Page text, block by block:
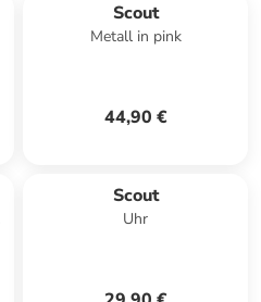
Scout
Metall in pink
44,90 €
Scout
Uhr